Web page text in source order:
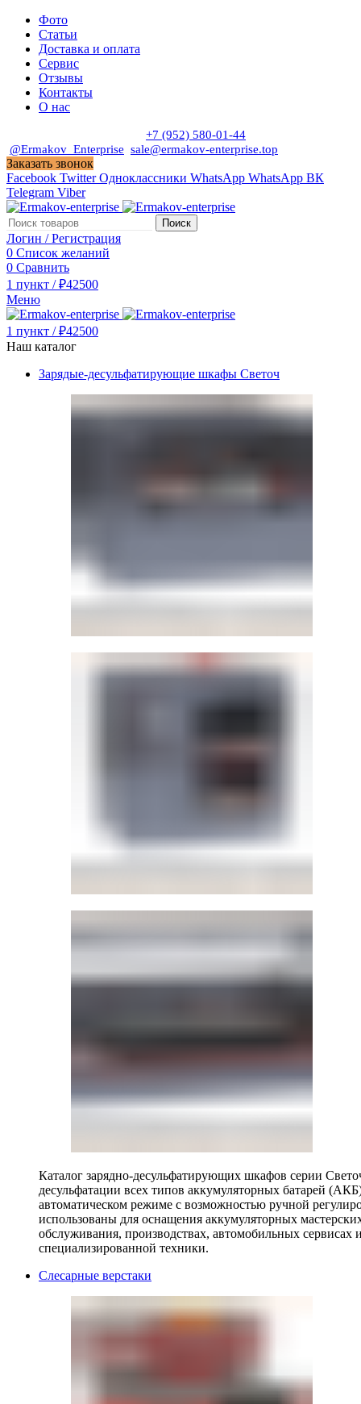
Фото
Статьи
Доставка и оплата
Сервис
Отзывы
Контакты
О нас
+7 (952) 580-01-44
@Ermakov_Enterprise sale@ermakov-enterprise.top
Заказать звонок
Facebook Twitter Одноклассники WhatsApp WhatsApp ВК
Telegram Viber
Поиск
Логин / Регистрация
0 Список желаний
0 Сравнить
1 пункт / ₽42500
Меню
1 пункт / ₽42500
Наш каталог
Зарядые-десульфатирующие шкафы Светоч
Каталог зарядно-десульфатирующих шкафов серии
десульфатации всех типов аккумуляторных батарей
автоматическом режиме с возможностью ручной
использованы для оснащения аккумуляторных
обслуживания, производствах, автомобильных
специализированной техники.
Слесарные верстаки